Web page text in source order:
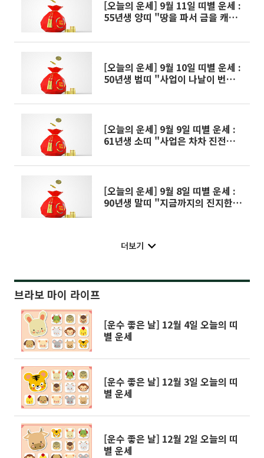
[오늘의 운세] 9월 11일 띠별 운세 :
55년생 양띠 "땅을 파서 금을 캐내
[오늘의 운세] 9월 10일 띠별 운세 :
50년생 범띠 "사업이 나날이 번창하
[오늘의 운세] 9월 9일 띠별 운세 :
61년생 소띠 "사업은 차차 진전이
[오늘의 운세] 9월 8일 띠별 운세 :
90년생 말띠 "지금까지의 진지한 노
더보기
브라보 마이 라이프
[운수 좋은 날] 12월 4일 오늘의 띠
별 운세
[운수 좋은 날] 12월 3일 오늘의 띠
별 운세
[운수 좋은 날] 12월 2일 오늘의 띠
별 운세